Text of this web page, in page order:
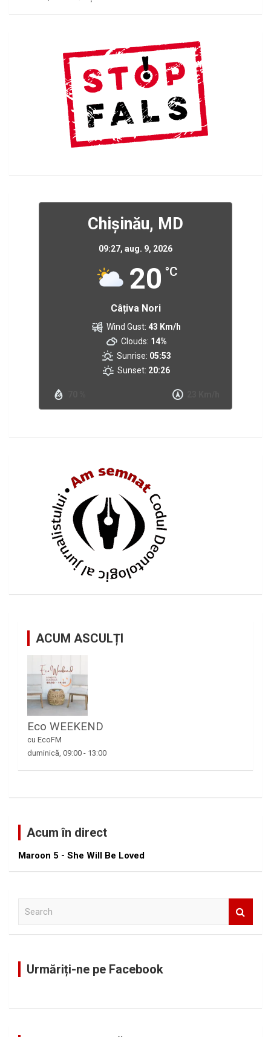
Chișinău, MD
09:27, aug. 9, 2026
20 °C
Câțiva Nori
Wind Gust: 43 Km/h
Clouds: 14%
Sunrise: 05:53
Sunset: 20:26
ACUM ASCULȚI
Eco WEEKEND
cu EcoFM
duminică, 09:00 - 13:00
Acum în direct
Maroon 5 - She Will Be Loved
Urmăriți-ne pe Facebook